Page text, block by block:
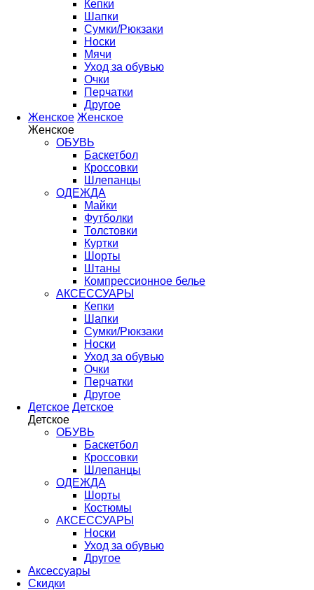
Кепки
Шапки
Сумки/Рюкзаки
Носки
Мячи
Уход за обувью
Очки
Перчатки
Другое
Женское Женское
Женское
ОБУВЬ
Баскетбол
Кроссовки
Шлепанцы
ОДЕЖДА
Майки
Футболки
Толстовки
Куртки
Шорты
Штаны
Компрессионное белье
АКСЕССУАРЫ
Кепки
Шапки
Сумки/Рюкзаки
Носки
Уход за обувью
Очки
Перчатки
Другое
Детское Детское
Детское
ОБУВЬ
Баскетбол
Кроссовки
Шлепанцы
ОДЕЖДА
Шорты
Костюмы
АКСЕССУАРЫ
Носки
Уход за обувью
Другое
Аксессуары
Скидки